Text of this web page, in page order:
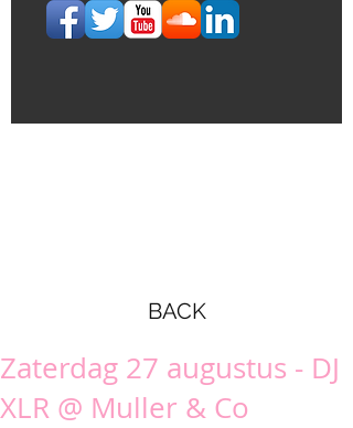
BACK
Zaterdag 27 augustus - DJ
XLR @ Muller & Co